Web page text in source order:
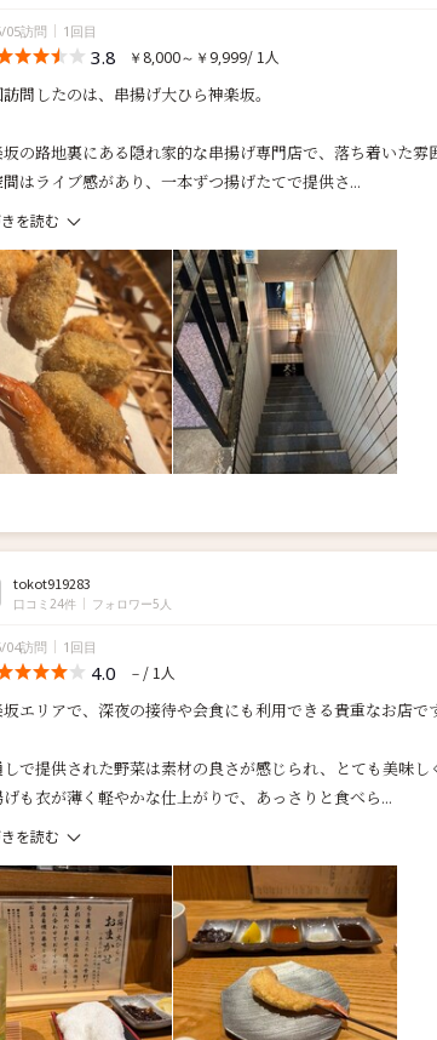
05訪問 1回目
3.8 ￥8,000～￥9,999/ 1人
問したのは、串揚げ大ひら神楽坂。
の路地裏にある隠れ家的な串揚げ専門店で、落ち着いた
間はライブ感があり、一本ずつ揚げたてで提供さ...
を読む
tokot919283
口コミ24件 フォロワー5人
04訪問 1回目
4.0 － / 1人
エリアで、深夜の接待や会食にも利用できる貴重なお店です
で提供された野菜は素材の良さが感じられ、とても美味し
げも衣が薄く軽やかな仕上がりで、あっさりと食べら...
を読む